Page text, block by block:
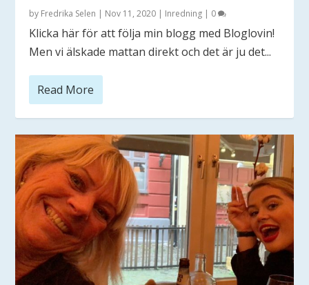
by Fredrika Selen | Nov 11, 2020 | Inredning | 0
Klicka här för att följa min blogg med Bloglovin!
Men vi älskade mattan direkt och det är ju det...
Read More